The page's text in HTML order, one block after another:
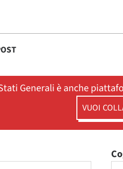
Generali è anche
VUOI